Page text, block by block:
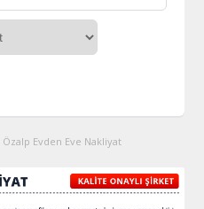
Özalp Evden Eve Nakliyat